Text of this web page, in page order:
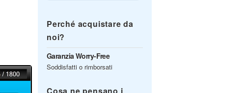
Perché acquistare da
noi?
Garanzia Worry-Free
Soddisfatti o rimborsati